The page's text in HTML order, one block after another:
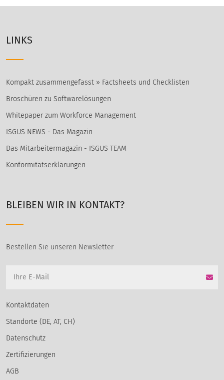
LINKS
Kompakt zusammengefasst » Factsheets und Checklisten
Broschüren zu Softwarelösungen
Whitepaper zum Workforce Management
ISGUS NEWS - Das Magazin
Das Mitarbeitermagazin - ISGUS TEAM
Konformitätserklärungen
BLEIBEN WIR IN KONTAKT?
Bestellen Sie unseren Newsletter
Kontaktdaten
Standorte (DE, AT, CH)
Datenschutz
Zertifizierungen
AGB